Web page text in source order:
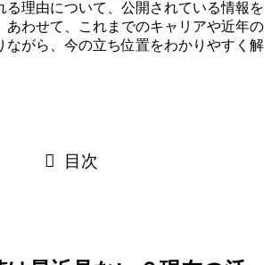
る理由について、公開されている情報を
あわせて、これまでのキャリアや近年の
ながら、今の立ち位置をわかりやすく解
目次